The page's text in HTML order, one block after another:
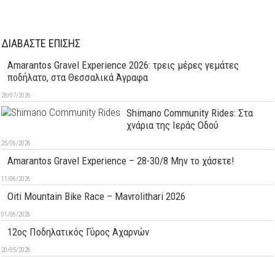
ΔΙΑΒΑΣΤΕ ΕΠΙΣΗΣ
Amarantos Gravel Experience 2026: τρεις μέρες γεμάτες
ποδήλατο, στα Θεσσαλικά Άγραφα
28/07/2026
Shimano Community Rides: Στα
χνάρια της Ιεράς Οδού
25/06/2026
Amarantos Gravel Experience – 28-30/8 Μην το χάσετε!
11/06/2026
Oiti Mountain Bike Race – Mavrolithari 2026
01/06/2026
12ος Ποδηλατικός Γύρος Αχαρνών
20/05/2026